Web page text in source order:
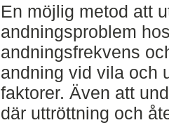
En möjlig metod att
andningsproblem
andningsfrekvens
andning vid vila och
faktorer. Även att
där uttröttning och